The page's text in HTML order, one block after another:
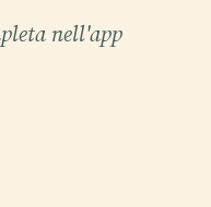
nell'app